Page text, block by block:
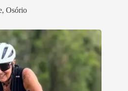
, Osório